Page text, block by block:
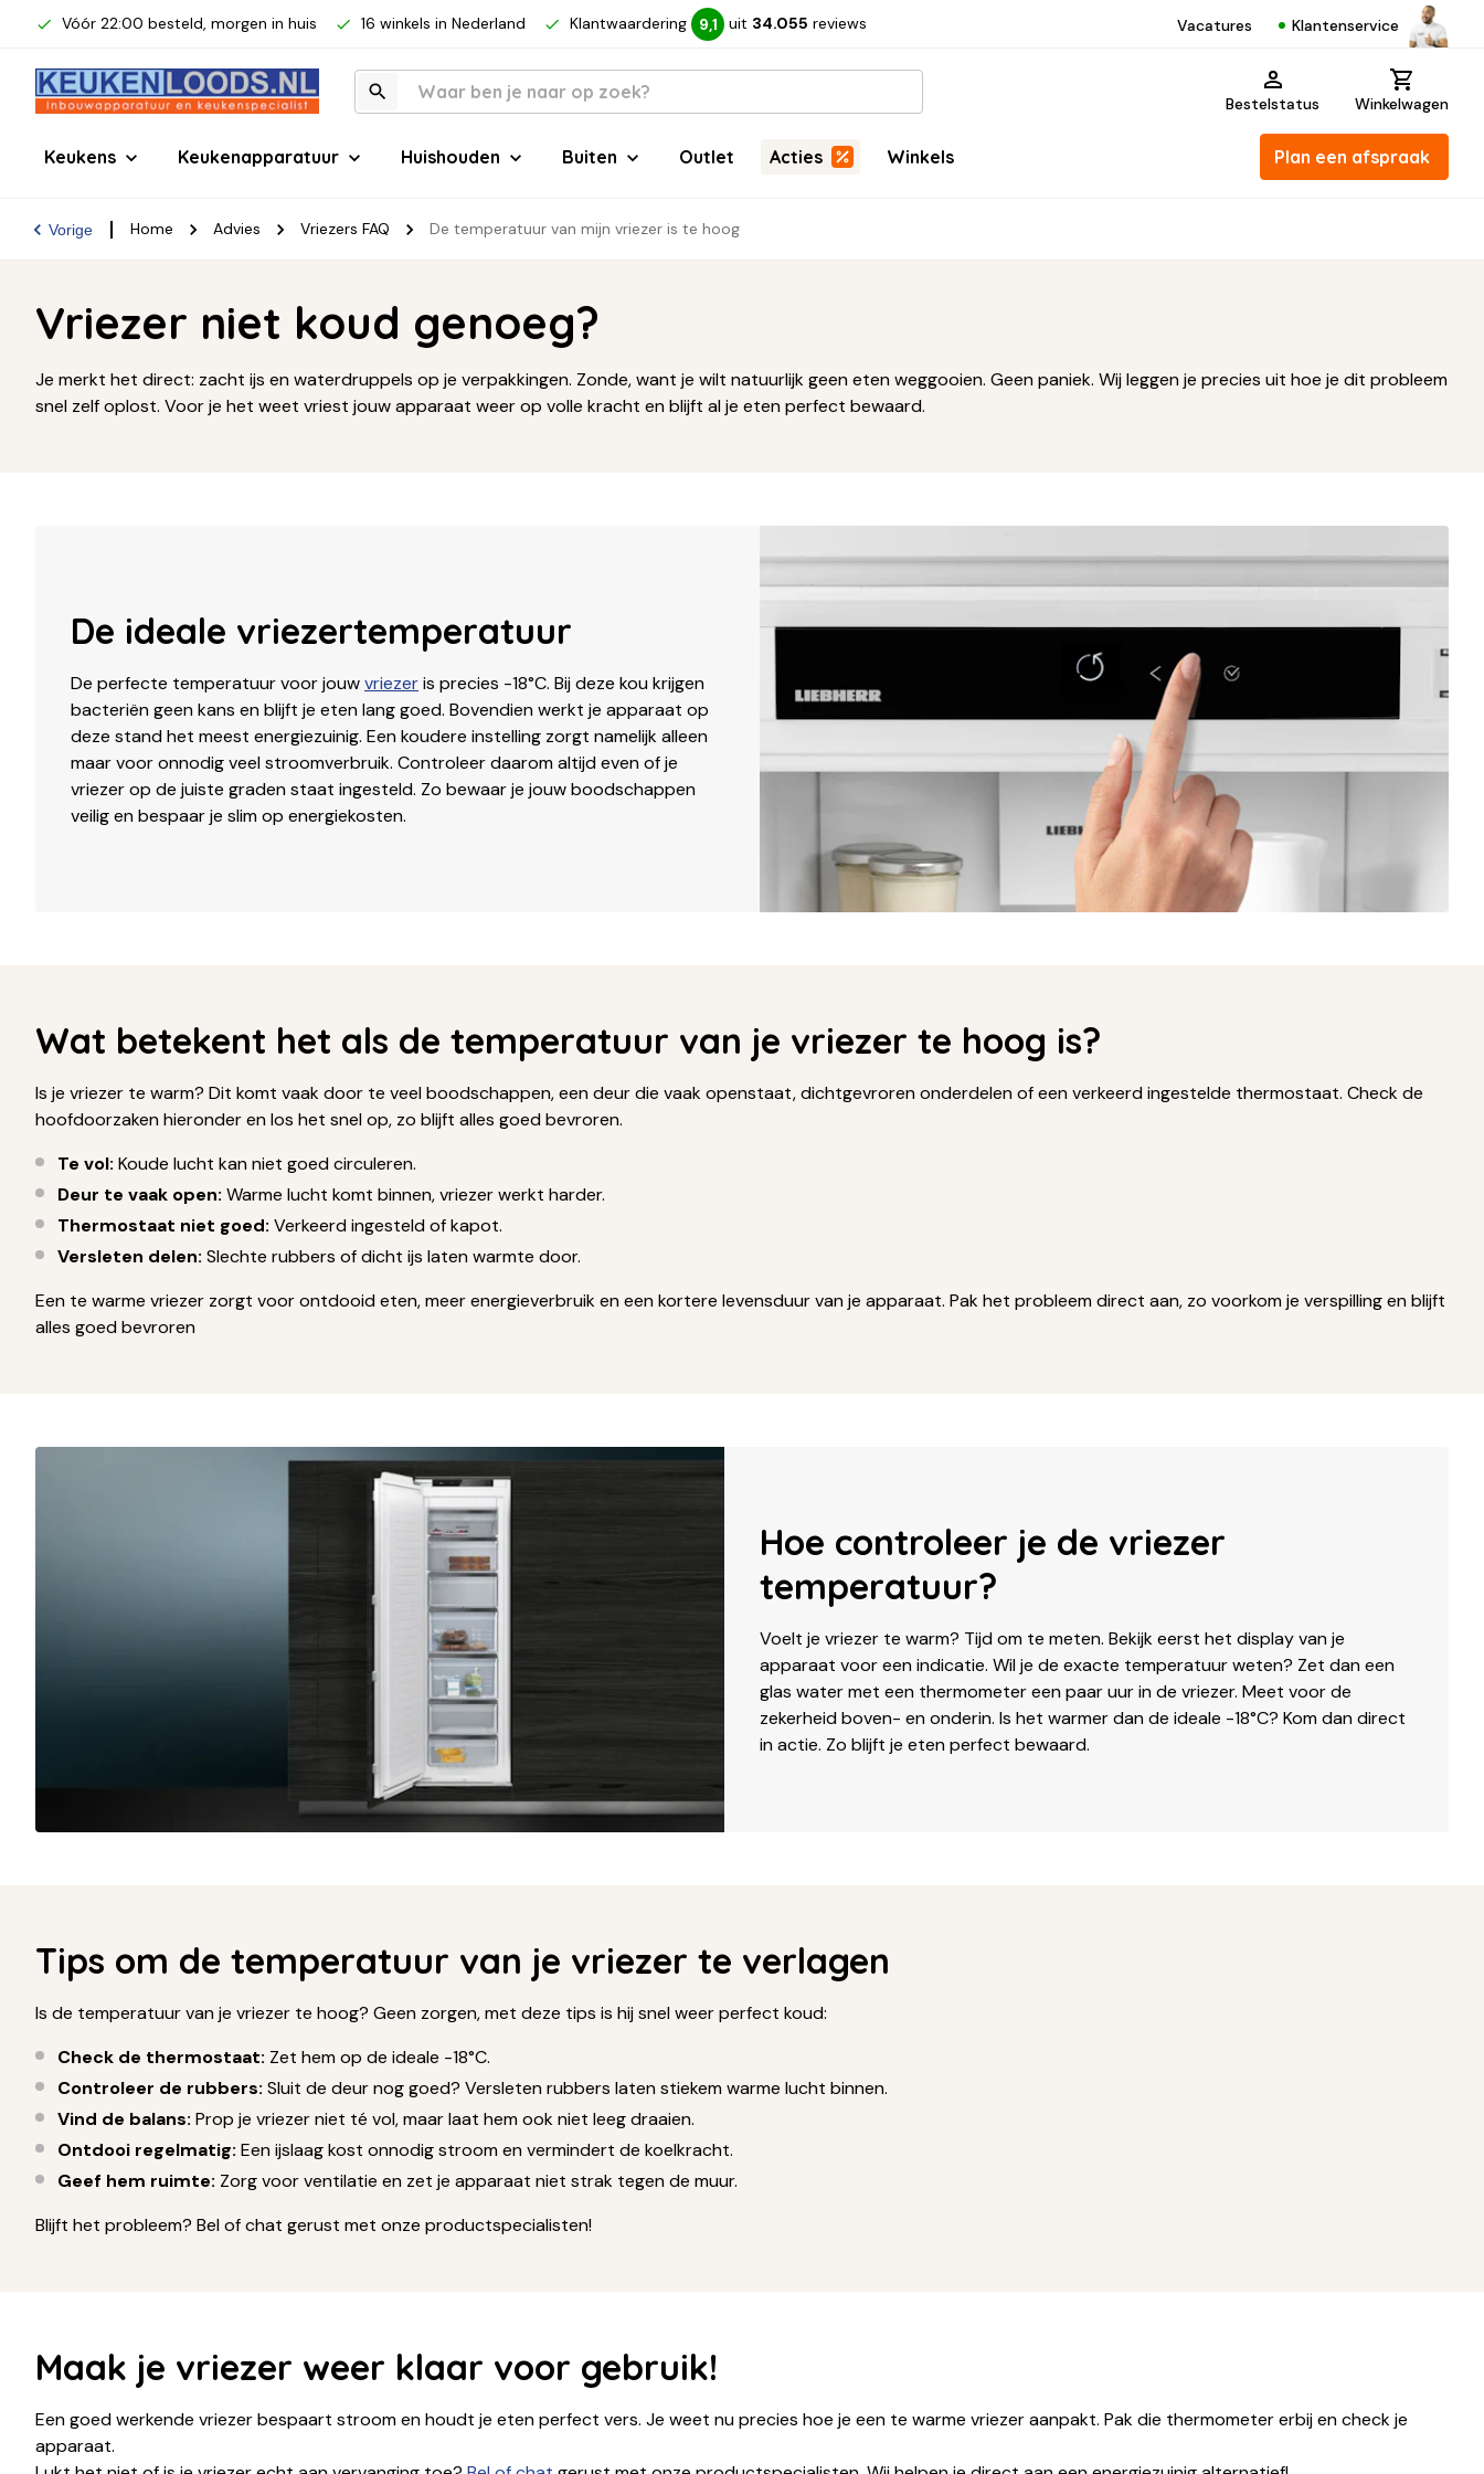
Vóór 22:00 besteld, morgen in huis 16 winkels in Nederland Klantwaardering 9,1 uit 34.055 reviews Vacatures Klantenservice
Bestelstatus Winkelwagen
Keukens Keukenapparatuur Huishouden Buiten Outlet Acties Winkels Plan een afspraak
Vorige Home Advies Vriezers FAQ De temperatuur van mijn vriezer is te hoog
Vriezer niet koud genoeg?
Je merkt het direct: zacht ijs en waterdruppels op je verpakkingen. Zonde, want je wilt natuurlijk geen eten weggooien. Geen paniek. Wij leggen je precies uit hoe je dit probleem
snel zelf oplost. Voor je het weet vriest jouw apparaat weer op volle kracht en blijft al je eten perfect bewaard.
De ideale vriezertemperatuur
De perfecte temperatuur voor jouwvriezeris precies -18°C. Bij deze kou krijgen
bacteriën geen kans en blijft je eten lang goed. Bovendien werkt je apparaat op
deze stand het meest energiezuinig. Een koudere instelling zorgt namelijk alleen
maar voor onnodig veel stroomverbruik. Controleer daarom altijd even of je
vriezer op de juiste graden staat ingesteld. Zo bewaar je jouw boodschappen
veilig en bespaar je slim op energiekosten.
Wat betekent het als de temperatuur van je vriezer te hoog is?
Is je vriezer te warm? Dit komt vaak door te veel boodschappen, een deur die vaak openstaat, dichtgevroren onderdelen of een verkeerd ingestelde thermostaat. Check de
hoofdoorzaken hieronder en los het snel op, zo blijft alles goed bevroren.
Te vol: Koude lucht kan niet goed circuleren.
Deur te vaak open: Warme lucht komt binnen, vriezer werkt harder.
Thermostaat niet goed: Verkeerd ingesteld of kapot.
Versleten delen: Slechte rubbers of dicht ijs laten warmte door.
Een te warme vriezer zorgt voor ontdooid eten, meer energieverbruik en een kortere levensduur van je apparaat. Pak het probleem direct aan, zo voorkom je verspilling en blijft
alles goed bevroren
Hoe controleer je de vriezer
temperatuur?
Voelt je vriezer te warm? Tijd om te meten. Bekijk eerst het display van je
apparaat voor een indicatie. Wil je de exacte temperatuur weten? Zet dan een
glas water met een thermometer een paar uur in de vriezer. Meet voor de
zekerheid boven- en onderin. Is het warmer dan de ideale -18°C? Kom dan direct
in actie. Zo blijft je eten perfect bewaard.
Tips om de temperatuur van je vriezer te verlagen
Is de temperatuur van je vriezer te hoog? Geen zorgen, met deze tips is hij snel weer perfect koud:
Check de thermostaat: Zet hem op de ideale -18°C.
Controleer de rubbers: Sluit de deur nog goed? Versleten rubbers laten stiekem warme lucht binnen.
Vind de balans: Prop je vriezer niet té vol, maar laat hem ook niet leeg draaien.
Ontdooi regelmatig: Een ijslaag kost onnodig stroom en vermindert de koelkracht.
Geef hem ruimte: Zorg voor ventilatie en zet je apparaat niet strak tegen de muur.
Blijft het probleem? Bel of chat gerust met onze productspecialisten!
Maak je vriezer weer klaar voor gebruik!
Een goed werkende vriezer bespaart stroom en houdt je eten perfect vers. Je weet nu precies hoe je een te warme vriezer aanpakt. Pak die thermometer erbij en check je
apparaat.